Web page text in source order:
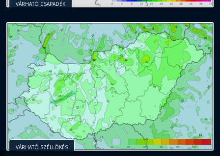
VÁRHATÓ CSAPADÉK
VÁRHATÓ SZÉLLÖKÉS